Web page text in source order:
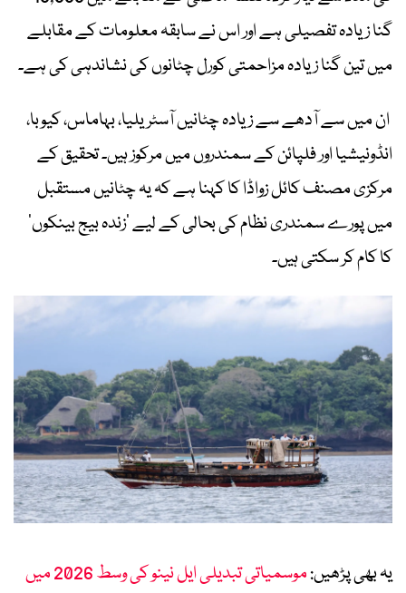
گنا زیادہ تفصیلی ہے اور اس نے سابقہ معلومات کے مقابلے
میں تین گنا زیادہ مزاحمتی کورل چٹانوں کی نشاندہی کی ہے۔
ان میں سے آدھے سے زیادہ چٹانیں آسٹریلیا، بہاماس، کیوبا،
انڈونیشیا اور فلپائن کے سمندروں میں مرکوز ہیں۔ تحقیق کے
مرکزی مصنف کائل زواڈا کا کہنا ہے کہ یہ چٹانیں مستقبل
میں پورے سمندری نظام کی بحالی کے لیے ‘زندہ بیج بینکوں’
کا کام کر سکتی ہیں۔
یہ بھی پڑھیں:
موسمیاتی تبدیلی ایل نینو کی وسط 2026 میں